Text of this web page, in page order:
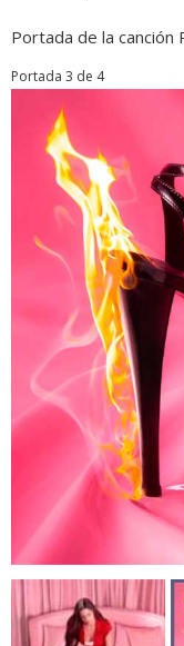
Portada de la canción
Portada 3 de 4